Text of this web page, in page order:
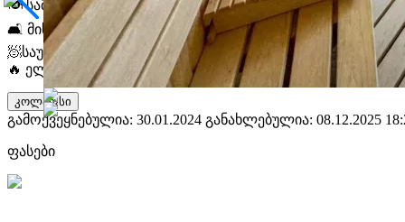
🍽️ სამზარეულო,
🛋️ მისაღები ოთახი,
🧖საუნა,
🔥 ელექტრო ღუმელი
კოლაფსი
გამოქვეყნებულია: 30.01.2024 განახლებულია: 08.12.2025
ფასები